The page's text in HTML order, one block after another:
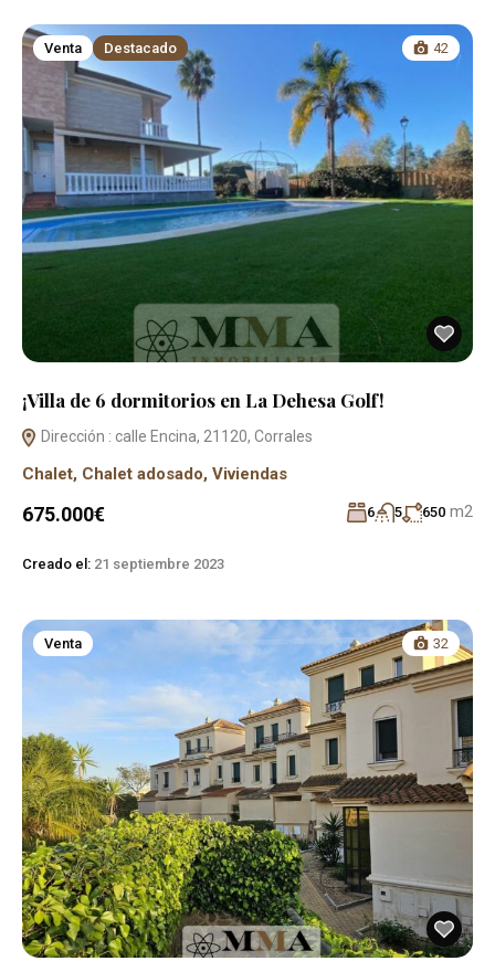
Venta Destacado 42
¡Villa de 6 dormitorios en La Dehesa Golf!
Dirección : calle Encina, 21120, Corrales
Chalet, Chalet adosado, Viviendas
675.000€ 6 5 650 m2
Creado el: 21 septiembre 2023
Venta 32